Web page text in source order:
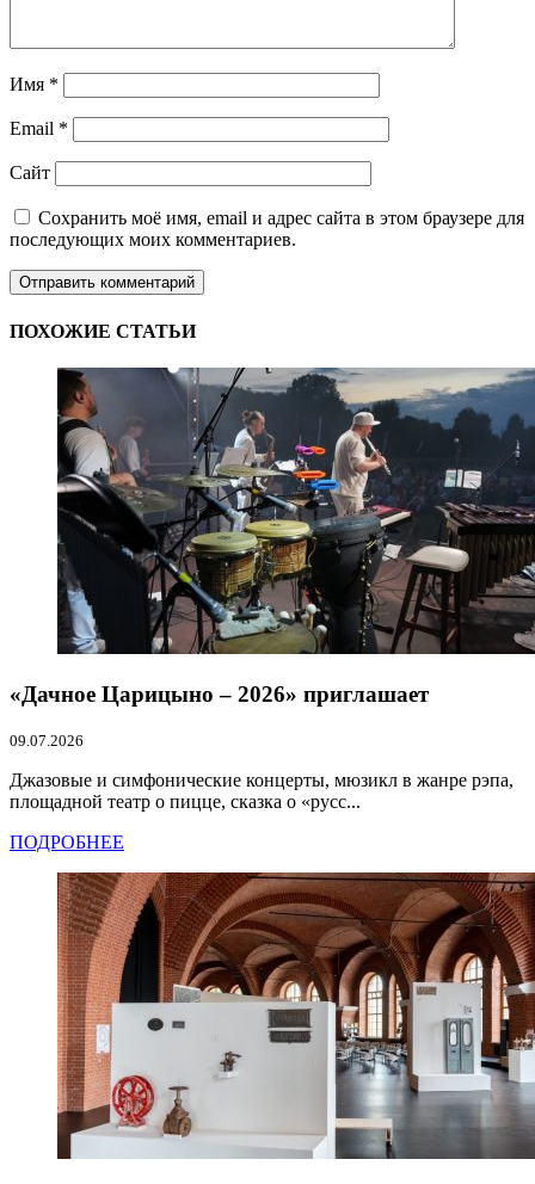
Имя *
Email *
Сайт
Сохранить моё имя, email и адрес сайта в этом браузере для
последующих моих комментариев.
ПОХОЖИЕ СТАТЬИ
«Дачное Царицыно – 2026» приглашает
09.07.2026
Джазовые и симфонические концерты, мюзикл в жанре рэпа,
площадной театр о пицце, сказка о «русс...
ПОДРОБНЕЕ